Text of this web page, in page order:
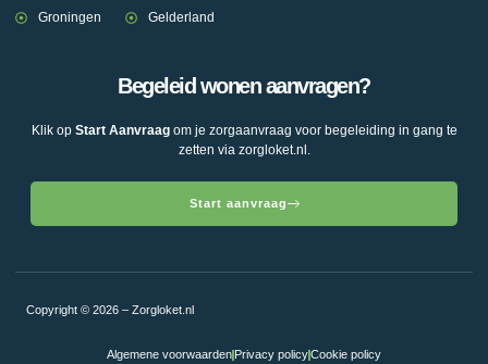
Groningen
Gelderland
Begeleid wonen aanvragen?
Klik op Start Aanvraagom je zorgaanvraag voor begeleiding in gang te
zetten via zorgloket.nl.
Start aanvraag
Copyright © 2026 – Zorgloket.nl
Algemene voorwaarden Privacy policyCookie policy